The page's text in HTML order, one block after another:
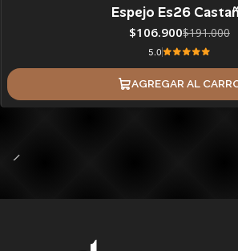
Espejo Es26
$106.900$191.000
5.0
AGREGAR AL